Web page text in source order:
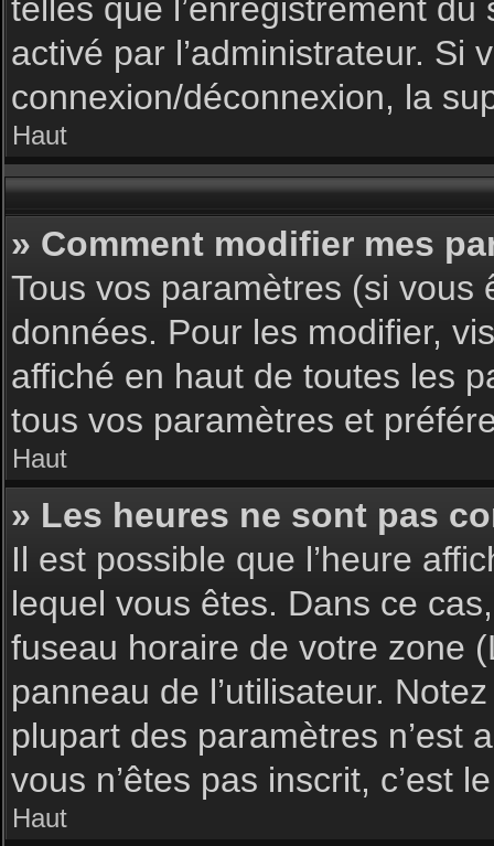
telles que l’enregistrement
activé par l’administrateur. Si
connexion/déconnexion, la
Haut
» Comment modifier mes
Tous vos paramètres (si
données. Pour les modifier,
affiché en haut de toutes les
tous vos paramètres et
Haut
» Les heures ne sont pas
Il est possible que l’heure
lequel vous êtes. Dans ce
fuseau horaire de votre zone
panneau de l’utilisateur.
plupart des paramètres n’est
vous n’êtes pas inscrit, c’est
Haut